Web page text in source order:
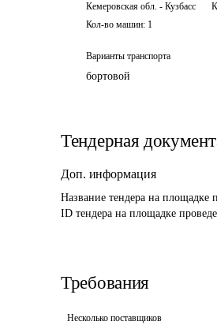
Кемеровская обл. - Кузбасс
Кол-во машин: 1
Варианты транспорта
бортовой
Тендерная
Доп. информация
Название тендера на площадке
ID тендера на площадке
Требования
Несколько поставщиков